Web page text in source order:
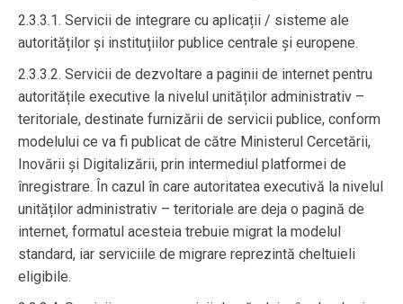
2.3.3.1. Servicii de integrare cu aplicații / sisteme ale
autorităților și instituțiilor publice centrale și europene.
2.3.3.2. Servicii de dezvoltare a paginii de internet pentru
autoritățile executive la nivelul unităților administrativ –
teritoriale, destinate furnizării de servicii publice, conform
modelului ce va fi publicat de către Ministerul Cercetării,
Inovării și Digitalizării, prin intermediul platformei de
înregistrare. În cazul în care autoritatea executivă la nivelul
unităților administrativ – teritoriale are deja o pagină de
internet, formatul acesteia trebuie migrat la modelul
standard, iar serviciile de migrare reprezintă cheltuieli
eligibile.